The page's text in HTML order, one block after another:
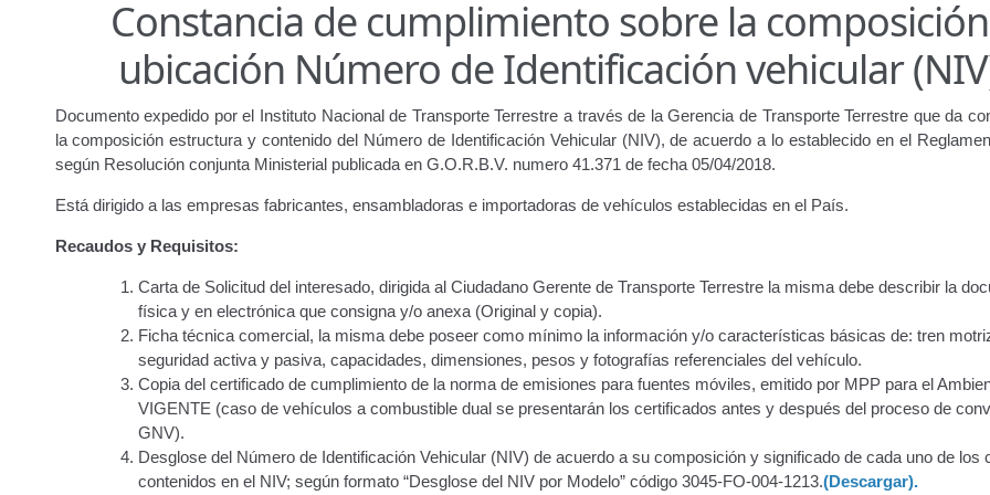
Junta Directiva Junta Directiva Old Licencia para Conducir Licencia para Conducir – Servicio Frecuente Llamado a
Oficinas a Nivel Nacional Otorgamiento de autorización para publicidad en vehículos.
Otorgamiento de la Certificación de Prestación de Servicio (CPS) de Transporte Público de Personas (RUTAS SUB
Registro Original de Licencia para Conducir Segundo Grado (2°) – (Mayores de 16 años). Registro Original de Licencia
Registro Original de Licencia para Conducir Tercer Grado (3°) – (Mayores de 16 y menores de 18 años).
Registro Original Particulares, Carga, Motocicletas, Taxi, Transporte Público y Privado de Personas – Servicio Frecuente
Tarifa por Concepto de Guarda y Custodia de Vehículos en Estacionamiento Trabajos en la Vía Pública Transporte de
Constancia de cumplimiento sobre la
ubicación Número de Identificación vehicular
Documento expedido por el Instituto Nacional de Transporte Terrestre a través de la Gerencia de Transporte Terrestre que da
la composición estructura y contenido del Número de Identificación Vehicular (NIV), de acuerdo a lo establecido en el
según Resolución conjunta Ministerial publicada en G.O.R.B.V. numero 41.371 de fecha 05/04/2018.
Está dirigido a las empresas fabricantes, ensambladoras e importadoras de vehículos establecidas en el País.
Recaudos y Requisitos:
Carta de Solicitud del interesado, dirigida al Ciudadano Gerente de Transporte Terrestre la misma debe describir la
física y en electrónica que consigna y/o anexa (Original y copia).
Ficha técnica comercial, la misma debe poseer como mínimo la información y/o características básicas de: tren
seguridad activa y pasiva, capacidades, dimensiones, pesos y fotografías referenciales del vehículo.
Copia del certificado de cumplimiento de la norma de emisiones para fuentes móviles, emitido por MPP para el
VIGENTE (caso de vehículos a combustible dual se presentarán los certificados antes y después del proceso de
GNV).
Desglose del Número de Identificación Vehicular (NIV) de acuerdo a su composición y significado de cada uno de los
contenidos en el NIV; según formato “Desglose del NIV por Modelo” código 3045-FO-004-1213.(Descargar).